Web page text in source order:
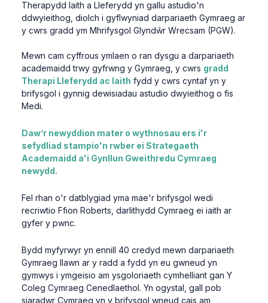
Therapydd Iaith a Lleferydd yn gallu astudio'n
ddwyieithog, diolch i gyflwyniad darpariaeth Gymraeg ar
y cwrs gradd ym Mhrifysgol Glyndŵr Wrecsam (PGW).
Mewn cam cyffrous ymlaen o ran dysgu a darpariaeth
academaidd trwy gyfrwng y Gymraeg, y cwrs gradd
Therapi Lleferydd ac Iaith fydd y cwrs cyntaf yn y
brifysgol i gynnig dewisiadau astudio dwyieithog o fis
Medi.
Daw’r newyddion mater o wythnosau ers i'r
sefydliad stampio'n rwber ei Strategaeth
Academaidd a'i Gynllun Gweithredu Cymraeg
newydd.
Fel rhan o'r datblygiad yma mae'r brifysgol wedi
recriwtio Ffion Roberts, darlithydd Cymraeg ei iaith ar
gyfer y pwnc.
Bydd myfyrwyr yn ennill 40 credyd mewn darpariaeth
Gymraeg llawn ar y radd a fydd yn eu gwneud yn
gymwys i ymgeisio am ysgoloriaeth cymhelliant gan Y
Coleg Cymraeg Cenedlaethol. Yn ogystal, gall pob
siaradwr Cymraeg yn y brifysgol wneud cais am